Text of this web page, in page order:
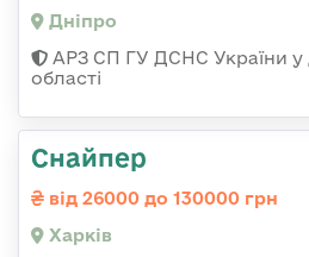
Дніпро
АРЗ СП ГУ ДСНС України у
області
Снайпер
від 26000 до 130000 грн
Харків